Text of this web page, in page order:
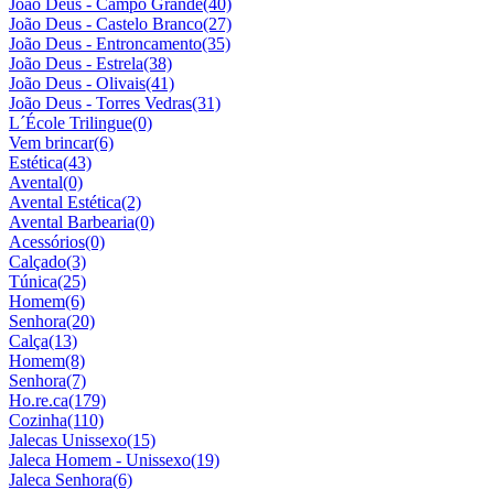
João Deus - Campo Grande(40)
João Deus - Castelo Branco(27)
João Deus - Entroncamento(35)
João Deus - Estrela(38)
João Deus - Olivais(41)
João Deus - Torres Vedras(31)
L´École Trilingue(0)
Vem brincar(6)
Estética(43)
Avental(0)
Avental Estética(2)
Avental Barbearia(0)
Acessórios(0)
Calçado(3)
Túnica(25)
Homem(6)
Senhora(20)
Calça(13)
Homem(8)
Senhora(7)
Ho.re.ca(179)
Cozinha(110)
Jalecas Unissexo(15)
Jaleca Homem - Unissexo(19)
Jaleca Senhora(6)